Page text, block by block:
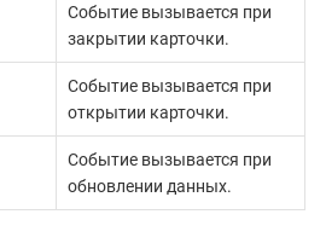
Событие вызывается при
закрытии карточки.
Событие вызывается при
открытии карточки.
Событие вызывается при
обновлении данных.